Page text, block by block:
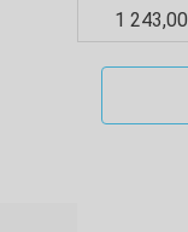
1 243,00